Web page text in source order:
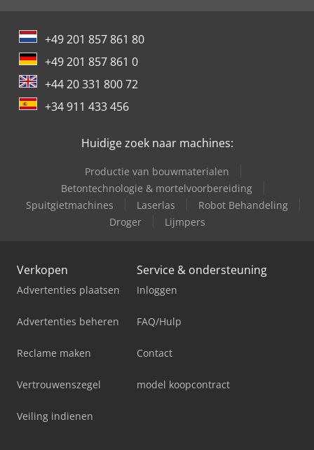
+49 201 857 861 80
+49 201 857 861 0
+44 20 331 800 72
+34 911 433 456
Huidige zoek naar machines:
Productie van bouwmaterialen
Betontechnologie & mortelvoorbereiding
Spuitgietmachines
Laserlas
Robot Behandeling
Droger
Lijmpers
Verkopen
Advertenties plaatsen
Advertenties beheren
Reclame maken
Vertrouwenszegel
Veiling indienen
Service & ondersteuning
Inloggen
FAQ/Hulp
Contact
model koopcontract